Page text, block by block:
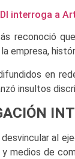
interroga a
reconoció
empresa,
en
insultos
al
medios de